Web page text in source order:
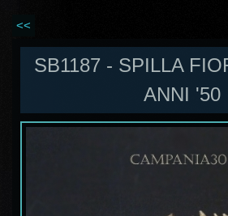
<<
SB1187 - SPILLA
ANNI '50